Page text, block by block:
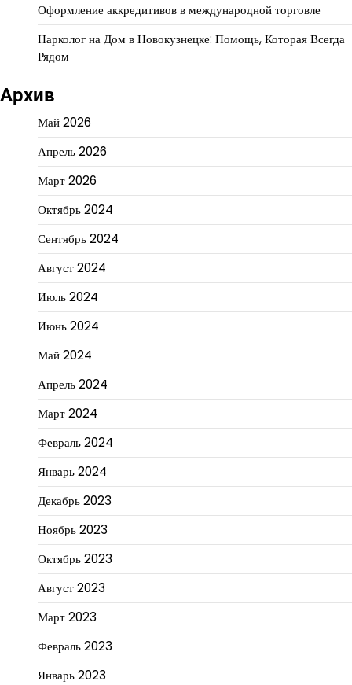
Оформление аккредитивов в международной торговле
Нарколог на Дом в Новокузнецке: Помощь, Которая Всегда
Рядом
Архив
Май 2026
Апрель 2026
Март 2026
Октябрь 2024
Сентябрь 2024
Август 2024
Июль 2024
Июнь 2024
Май 2024
Апрель 2024
Март 2024
Февраль 2024
Январь 2024
Декабрь 2023
Ноябрь 2023
Октябрь 2023
Август 2023
Март 2023
Февраль 2023
Январь 2023